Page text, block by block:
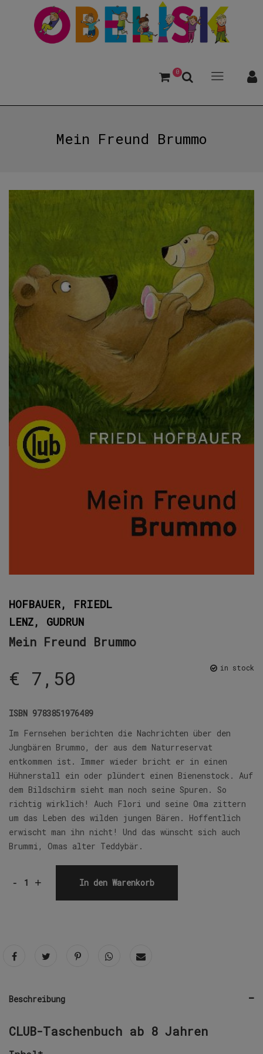
0
Mein Freund Brummo
HOFBAUER, FRIEDL
LENZ, GUDRUN
Mein Freund Brummo
in stock
€ 7,50
ISBN 9783851976489
Im Fernsehen berichten die Nachrichten über den
Jungbären Brummo, der aus dem Naturreservat
entkommen ist. Immer wieder bricht er in einen
Hühnerstall ein oder plündert einen Bienenstock. Auf
dem Bildschirm sieht man noch seine Spuren. So
richtig wirklich! Auch Flori und seine Oma zittern
um das Leben des wilden jungen Bären. Hoffentlich
erwischt man ihn nicht! Und das wünscht sich auch
Brummi, Omas alter Teddybär.
- + In den Warenkorb
Beschreibung
CLUB-Taschenbuch ab 8 Jahren